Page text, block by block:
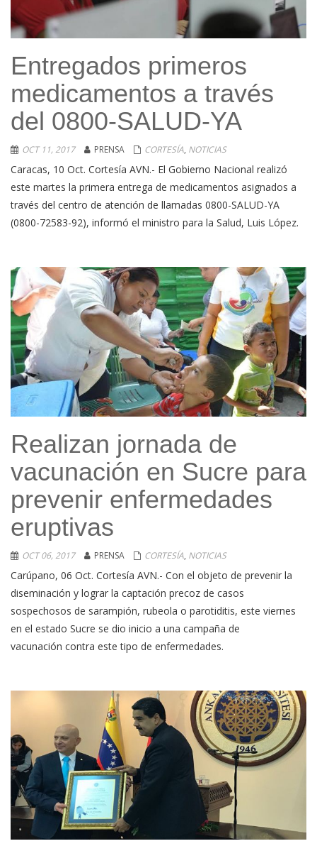
Entregados primeros
medicamentos a través
del 0800-SALUD-YA
OCT 11, 2017 PRENSA CORTESÍA, NOTICIAS
Caracas, 10 Oct. Cortesía AVN.- El Gobierno Nacional realizó
este martes la primera entrega de medicamentos asignados a
través del centro de atención de llamadas 0800-SALUD-YA
(0800-72583-92), informó el ministro para la Salud, Luis López.
Realizan jornada de
vacunación en Sucre para
prevenir enfermedades
eruptivas
OCT 06, 2017 PRENSA CORTESÍA, NOTICIAS
Carúpano, 06 Oct. Cortesía AVN.- Con el objeto de prevenir la
diseminación y lograr la captación precoz de casos
sospechosos de sarampión, rubeola o parotiditis, este viernes
en el estado Sucre se dio inicio a una campaña de
vacunación contra este tipo de enfermedades.